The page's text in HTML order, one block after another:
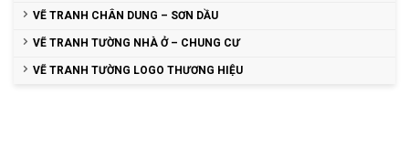
VẼ TRANH CHÂN DUNG – SƠN DẦU
VẼ TRANH TƯỜNG NHÀ Ở – CHUNG CƯ
VẼ TRANH TƯỜNG LOGO THƯƠNG HIỆU